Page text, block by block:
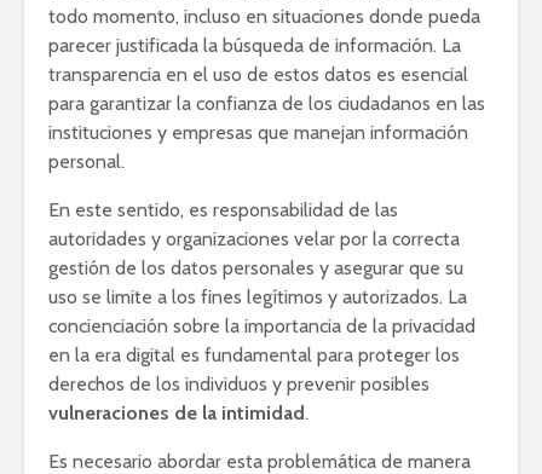
todo momento, incluso en situaciones donde pueda
parecer justificada la búsqueda de información. La
transparencia en el uso de estos datos es esencial
para garantizar la confianza de los ciudadanos en las
instituciones y empresas que manejan información
personal.
En este sentido, es responsabilidad de las
autoridades y organizaciones velar por la correcta
gestión de los datos personales y asegurar que su
uso se limite a los fines legítimos y autorizados. La
concienciación sobre la importancia de la privacidad
en la era digital es fundamental para proteger los
derechos de los individuos y prevenir posibles
vulneraciones de la intimidad.
Es necesario abordar esta problemática de manera